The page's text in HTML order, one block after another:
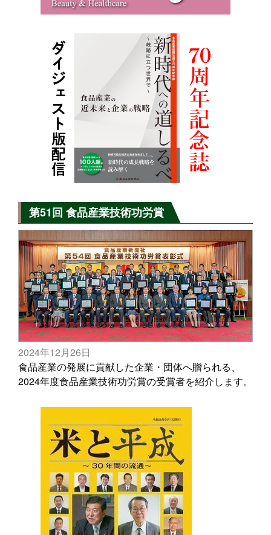
第51回 食品産業技術功労賞
2024年12月26日
食品産業の発展に貢献した企業・団体へ贈られる、
2024年度食品産業技術功労賞の受賞者を紹介します。